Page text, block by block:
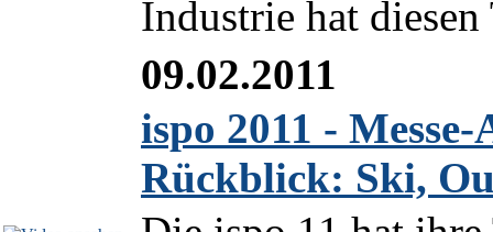
Industrie hat
09.02.2011
ispo 2011 -
Rückblick: Ski,